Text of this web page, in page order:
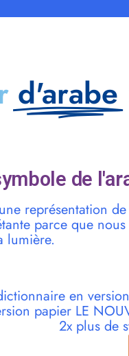
d'arabe
de
représentation
parce que
lumière.
en
papier LE
2x plus de